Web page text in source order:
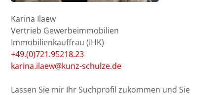
Karina Ilaew
Vertrieb Gewerbeimmobilien
Immobilienkauffrau (IHK)
+49.(0)721.95218.23
karina.ilaew@kunz-schulze.de
Lassen Sie mir Ihr Suchprofil zukommen und Sie